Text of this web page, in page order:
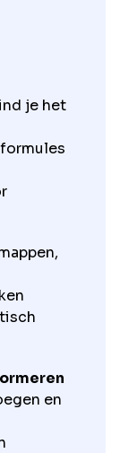
je het
en